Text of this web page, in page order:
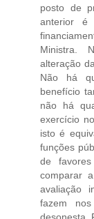
posto de
anterior é
Ministra.
alteração
Não há
benefício
não há
exercício
isto é
funções
de
comparar
avaliação
fazem